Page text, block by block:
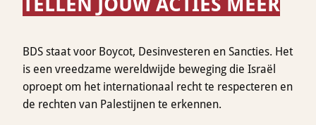
TELLEN JOUW ACTIES MEER
BDS staat voor Boycot, Desinvesteren en Sancties. Het
is een vreedzame wereldwijde beweging die Israël
oproept om het internationaal recht te respecteren en
de rechten van Palestijnen te erkennen.